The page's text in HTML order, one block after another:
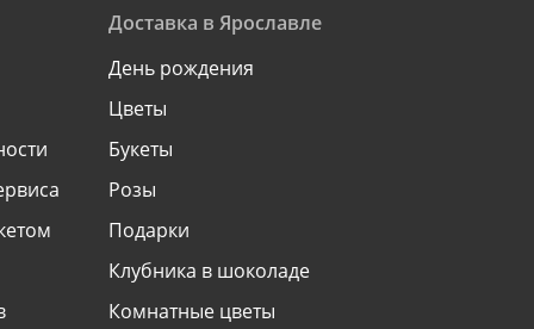
Доставка в Ярославле
День рождения
Цветы
Букеты
Розы
Подарки
Клубника в шоколаде
Комнатные цветы